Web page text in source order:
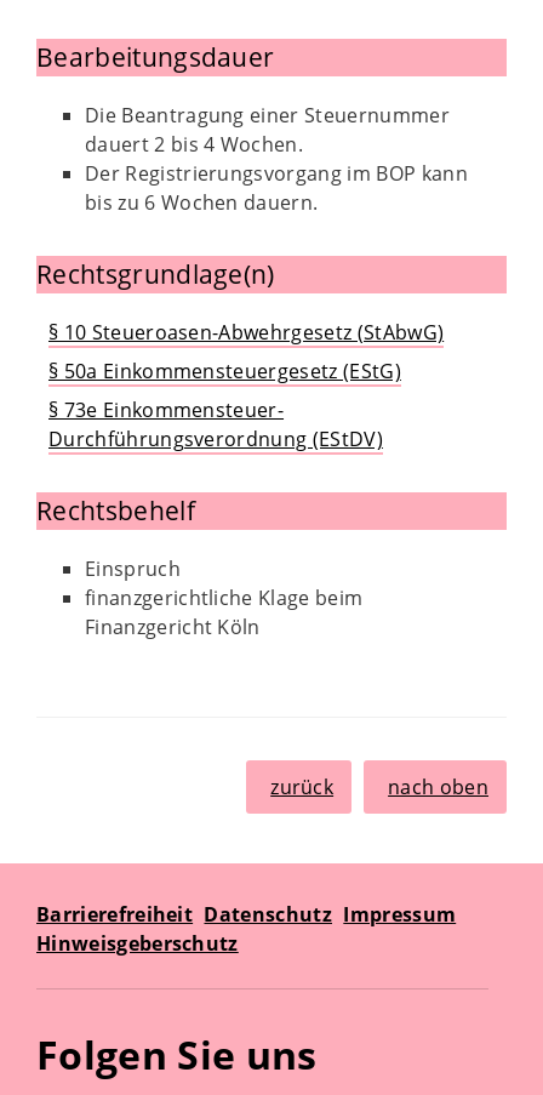
Bearbeitungsdauer
Die Beantragung einer Steuernummer
dauert 2 bis 4 Wochen.
Der Registrierungsvorgang im BOP kann
bis zu 6 Wochen dauern.
Rechtsgrundlage(n)
§ 10 Steueroasen-Abwehrgesetz (StAbwG)
§ 50a Einkommensteuergesetz (EStG)
§ 73e Einkommensteuer-
Durchführungsverordnung (EStDV)
Rechtsbehelf
Einspruch
finanzgerichtliche Klage beim
Finanzgericht Köln
zurück nach oben
Barrierefreiheit Datenschutz Impressum
Hinweisgeberschutz
Folgen Sie uns